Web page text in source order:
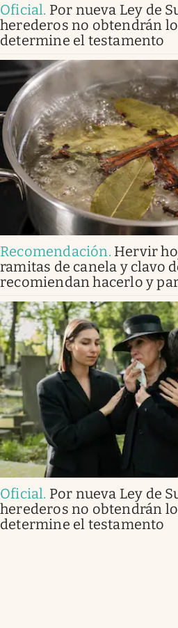
Oficial. Por nueva Ley de
herederos no obtendrán
determine el testamento
Recomendación. Hervir
ramitas de canela y clavo
recomiendan hacerlo y
Oficial. Por nueva Ley de
herederos no obtendrán
determine el testamento